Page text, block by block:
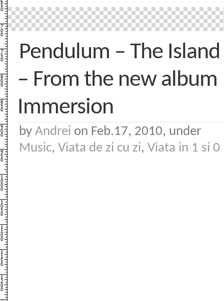
Pendulum – The Island
– From the new album
Immersion
by Andrei on Feb.17, 2010, under
Music, Viata de zi cu zi, Viata in 1 si 0